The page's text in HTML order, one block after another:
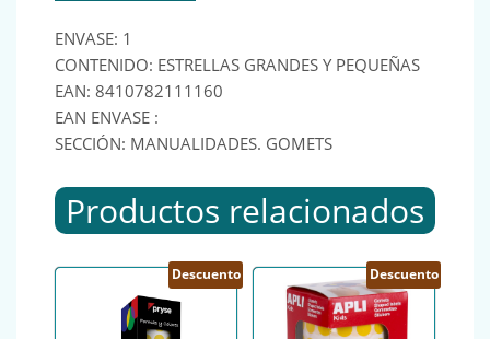
ENVASE: 1
CONTENIDO: ESTRELLAS GRANDES Y PEQUEÑAS
EAN: 8410782111160
EAN ENVASE :
SECCIÓN: MANUALIDADES. GOMETS
Productos relacionados
Descuento Descuento